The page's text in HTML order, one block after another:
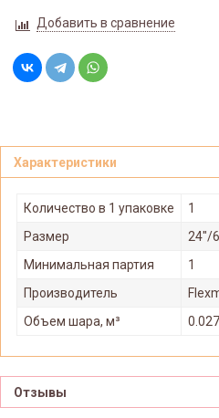
Добавить в сравнение
Характеристики
Количество в 1 упаковке
1
Размер
24"/
Минимальная партия
1
Производитель
Объем шара, м³
Отзывы